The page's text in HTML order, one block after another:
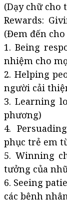
(Dạy chữ cho
Rewards:
(Đem đến
1. Being
nhiệm cho
2. Helping
người cải
3. Learning
phương)
4.
phục trẻ em
5. Winning
tưởng của
6. Seeing
các bệnh